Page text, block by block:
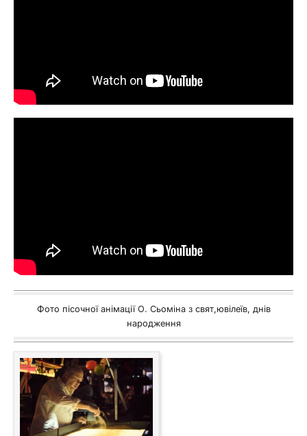
Фото пісочної анімації О. Сьоміна з свят,ювілеїв, днів
народження